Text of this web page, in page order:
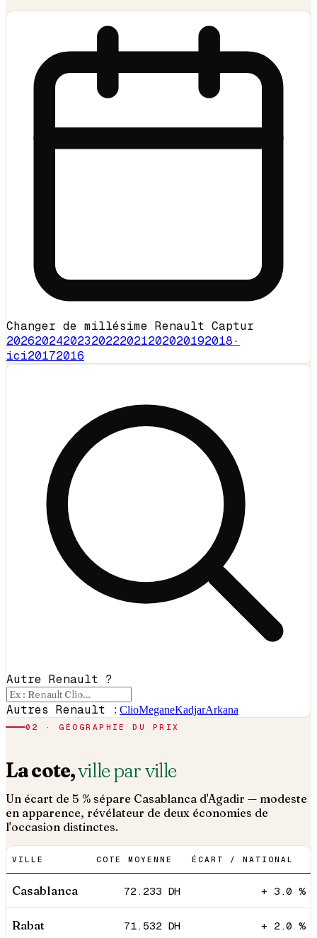
Changer de millésime Renault Captur
20262024202320222021202020192018·
ici20172016
Autre Renault ?
Autres Renault : ClioMeganeKadjarArkana
02 · GÉOGRAPHIE DU PRIX
La cote,ville par ville
Un écart de 5 % sépare Casablanca d'Agadir — modeste
en apparence, révélateur de deux économies de
l'occasion distinctes.
VILLE COTE MOYENNE ÉCART / NATIONAL
Casablanca 72.233 DH + 3.0 %
Rabat 71.532 DH + 2.0 %